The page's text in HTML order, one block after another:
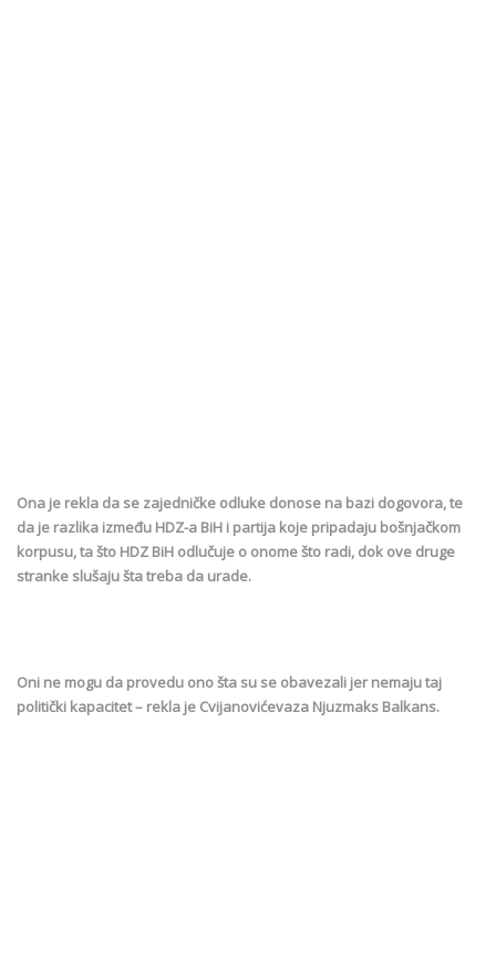
Ona je rekla da se zajedničke odluke donose na bazi dogovora, te
da je razlika između HDZ-a BiH i partija koje pripadaju bošnjačkom
korpusu, ta što HDZ BiH odlučuje o onome što radi, dok ove druge
stranke slušaju šta treba da urade.
Oni ne mogu da provedu ono šta su se obavezali jer nemaju taj
politički kapacitet – rekla je Cvijanovićevaza Njuzmaks Balkans.